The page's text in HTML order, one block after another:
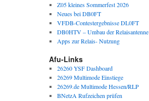
Z05 kleines Sommerfest 2026
Neues bei DB0FT
VFDB-Contestergebnisse DL0FT
DB0HTV – Umbau der Relaisantenne
Apps zur Relais- Nutzung
Afu-Links
26260 YSF Dashboard
26269 Multimode Einstiege
26269.de Multimode Hessen/RLP
BNetzA Rufzeichen prüfen